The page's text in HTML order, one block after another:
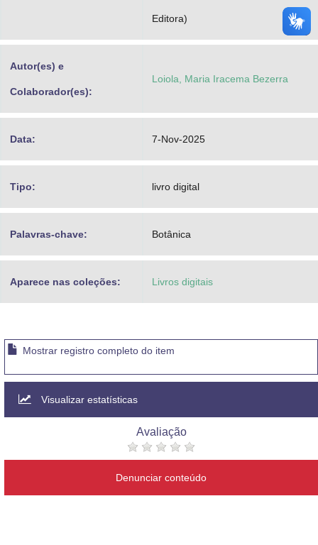
Editora)
Autor(es) e
Colaborador(es):
Loiola, Maria Iracema Bezerra
Data: 7-Nov-2025
Tipo: livro digital
Palavras-chave: Botânica
Aparece nas coleções: Livros digitais
Mostrar registro completo do item
Visualizar estatísticas
Avaliação
Denunciar conteúdo